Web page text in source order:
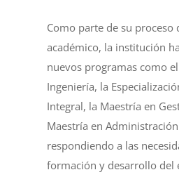
Como parte de su
académico, la institución
nuevos programas como
Ingeniería, la
Integral, la Maestría en
Maestría en
respondiendo a las
formación y desarrollo del